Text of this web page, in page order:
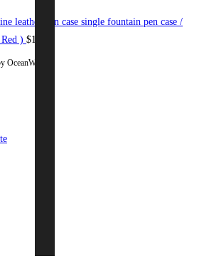
leather pen case single fountain pen case /
) $19
OceanWP